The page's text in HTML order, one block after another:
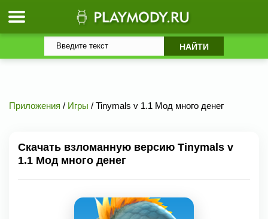
Приложения / Игры / Tinymals v 1.1 Мод много денег
Скачать взломанную версию Tinymals v
1.1 Мод много денег